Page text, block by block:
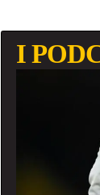
I